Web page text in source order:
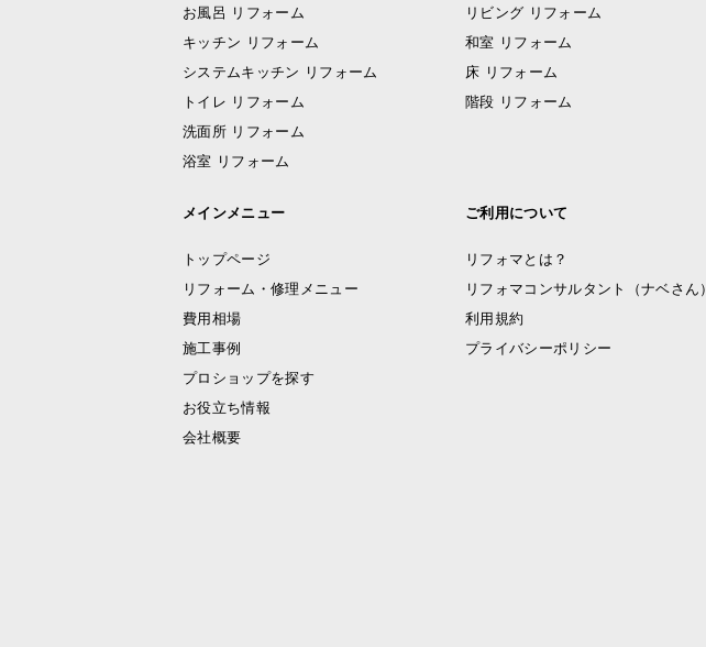
お風呂 リフォーム
キッチン リフォーム
システムキッチン リフォーム
トイレ リフォーム
洗面所 リフォーム
浴室 リフォーム
リビング リフォーム
和室 リフォーム
床 リフォーム
階段 リフォーム
メインメニュー
トップページ
リフォーム・修理メニュー
費用相場
施工事例
プロショップを探す
お役立ち情報
会社概要
ご利用について
リフォマとは？
リフォマコンサルタント（ナベさん）
利用規約
プライバシーポリシー